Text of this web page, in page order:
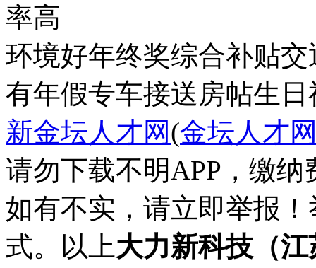
率高
环境好年终奖综合补贴交
有年假专车接送 房帖生日
新金坛人才网(金坛人才
请勿下载不明APP，缴
如有不实，请立即举报
式。以上大力新科技（